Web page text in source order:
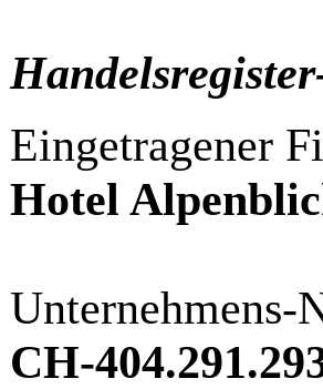
Eingetragener
Hotel
Unternehmens-
CH-